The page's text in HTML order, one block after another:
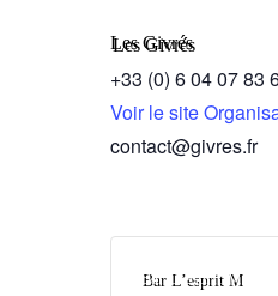
Les Givrés
+33 (0) 6 04 07 83
Voir le site
contact@givres.fr
Bar L’esprit M